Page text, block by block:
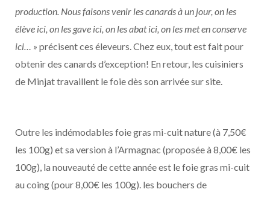
production. Nous faisons venir les canards à un jour, on les
élève ici, on les gave ici, on les abat ici, on les met en conserve
ici… » précisent ces éleveurs. Chez eux, tout est fait pour
obtenir des canards d’exception! En retour, les cuisiniers
de Minjat travaillent le foie dès son arrivée sur site.
Outre les indémodables foie gras mi-cuit nature (à 7,50€
les 100g) et sa version à l’Armagnac (proposée à 8,00€ les
100g), la nouveauté de cette année est le foie gras mi-cuit
au coing (pour 8,00€ les 100g). les bouchers de